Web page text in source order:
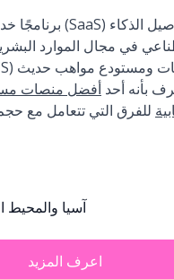
في مجال الموارد
بأنه أحد أفضل منصات
للفرق التي تتعامل مع
آسيا والمحيط
اعرف المزيد